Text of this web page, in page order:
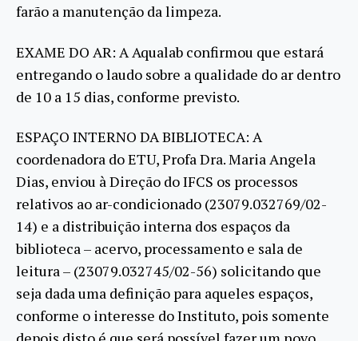
farão a manutenção da limpeza.
EXAME DO AR: A Aqualab confirmou que estará
entregando o laudo sobre a qualidade do ar dentro
de 10 a 15 dias, conforme previsto.
ESPAÇO INTERNO DA BIBLIOTECA: A
coordenadora do ETU, Profa Dra. Maria Angela
Dias, enviou à Direção do IFCS os processos
relativos ao ar-condicionado (23079.032769/02-
14) e a distribuição interna dos espaços da
biblioteca – acervo, processamento e sala de
leitura – (23079.032745/02-56) solicitando que
seja dada uma definição para aqueles espaços,
conforme o interesse do Instituto, pois somente